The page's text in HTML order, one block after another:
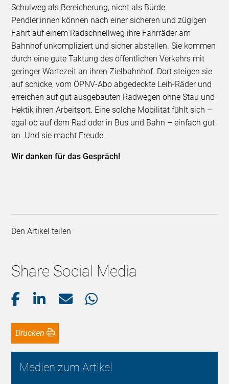
Schulweg als Bereicherung, nicht als Bürde.
Pendler:innen können nach einer sicheren und zügigen
Fahrt auf einem Radschnellweg ihre Fahrräder am
Bahnhof unkompliziert und sicher abstellen. Sie kommen
durch eine gute Taktung des öffentlichen Verkehrs mit
geringer Wartezeit an ihren Zielbahnhof. Dort steigen sie
auf schicke, vom ÖPNV-Abo abgedeckte Leih-Räder und
erreichen auf gut ausgebauten Radwegen ohne Stau und
Hektik ihren Arbeitsort. Eine solche Mobilität fühlt sich –
egal ob auf dem Rad oder in Bus und Bahn – einfach gut
an. Und sie macht Freude.
Wir danken für das Gespräch!
Den Artikel teilen
Share Social Media
Drucken
Medien zum Artikel